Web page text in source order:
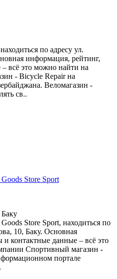
по адресу ул.
информация, рейтинг,
всё это можно найти на
- Bicycle Repair на
Веломагазин -
св..
Store Sport
Store Sport, находиться по
10, Баку. Основная
контактные данные – всё это
Спортивный магазин -
портале